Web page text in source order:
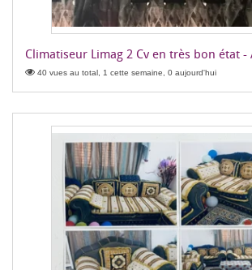
Climatiseur Limag 2 Cv en très bon état -
40 vues au total, 1 cette semaine, 0 aujourd'hui